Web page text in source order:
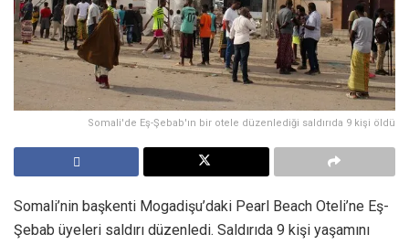
Somali'de Eş-Şebab'ın bir otele düzenlediği saldırıda 9 kişi öldü
Somali’nin başkenti Mogadişu’daki Pearl Beach Oteli’ne Eş-
Şebab üyeleri saldırı düzenledi. Saldırıda 9 kişi yaşamını